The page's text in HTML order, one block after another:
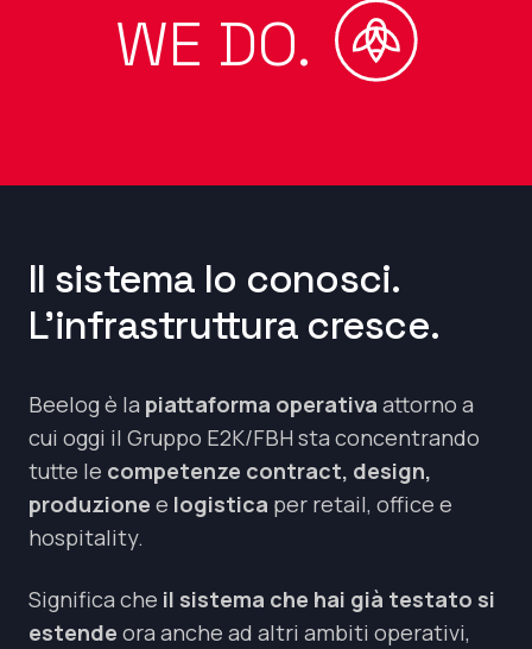
WE DO.
Il sistema lo conosci.
L’infrastruttura cresce.
Beelog è la piattaforma operativa attorno a
cui oggi il Gruppo E2K/FBH sta concentrando
tutte le competenze contract, design,
produzione e logistica per retail, office e
hospitality.
Significa che il sistema che hai già testato si
estende ora anche ad altri ambiti operativi,